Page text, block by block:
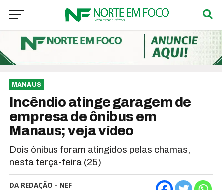
MANAUS
Incêndio atinge garagem de
empresa de ônibus em
Manaus; veja vídeo
Dois ônibus foram atingidos pelas chamas,
nesta terça-feira (25)
DA REDAÇÃO - NEF